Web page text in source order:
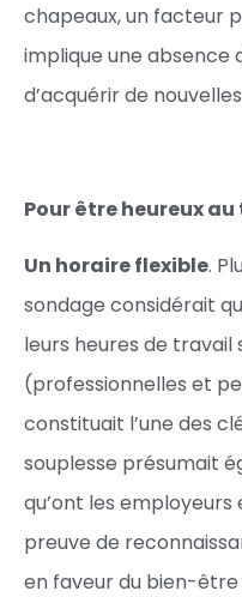
chapeaux, un facteur
implique une absence
d’acquérir de
Pour être heureux
Un horaire flexible.
sondage considérait
leurs heures de travail
(professionnelles et
constituait l’une des
souplesse présumait
qu’ont les employeurs
preuve de
en faveur du bien-être